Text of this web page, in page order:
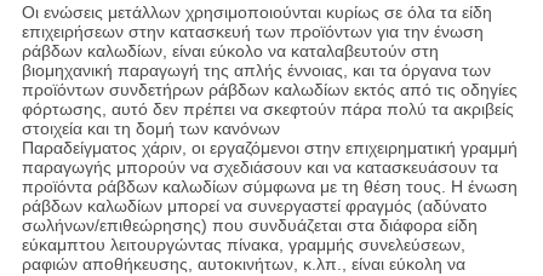
Οι ενώσεις μετάλλων χρησιμοποιούνται κυρίως σε όλα τα είδη
επιχειρήσεων στην κατασκευή των προϊόντων για την ένωση
ράβδων καλωδίων, είναι εύκολο να καταλαβευτούν στη
βιομηχανική παραγωγή της απλής έννοιας, και τα όργανα των
προϊόντων συνδετήρων ράβδων καλωδίων εκτός από τις οδηγίες
φόρτωσης, αυτό δεν πρέπει να σκεφτούν πάρα πολύ τα ακριβείς
στοιχεία και τη δομή των κανόνων
Παραδείγματος χάριν, οι εργαζόμενοι στην επιχειρηματική γραμμή
παραγωγής μπορούν να σχεδιάσουν και να κατασκευάσουν τα
προϊόντα ράβδων καλωδίων σύμφωνα με τη θέση τους. Η ένωση
ράβδων καλωδίων μπορεί να συνεργαστεί φραγμός (αδύνατο
σωλήνων/επιθεώρησης) που συνδυάζεται στα διάφορα είδη
εύκαμπτου λειτουργώντας πίνακα, γραμμής συνελεύσεων,
ραφιών αποθήκευσης, αυτοκινήτων, κ.λπ., είναι εύκολη να